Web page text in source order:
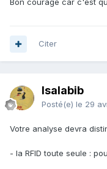
Citer
Isalabib
Posté(e) le 29
Votre analyse devra
- la RFID toute seule :